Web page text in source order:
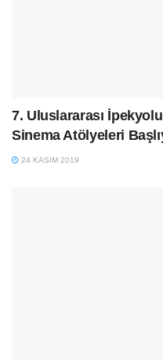
7. Uluslararası
Sinema Atölyeleri
24 KASIM 2019